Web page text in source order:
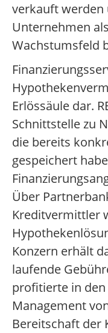
verkauft werden
Unternehmen
Wachstumsfeld
Erlössäule dar.
Schnittstelle zu
die bereits
gespeichert
Über
Kreditvermittler
Konzern erhält
laufende
profitierte in den
Management
Bereitschaft der